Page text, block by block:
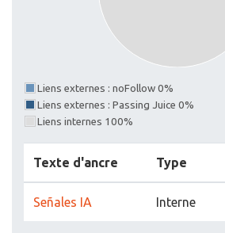
Liens externes : noFollow 0%
Liens externes : Passing Juice 0%
Liens internes 100%
Texte d'ancre Type
Señales IA Interne